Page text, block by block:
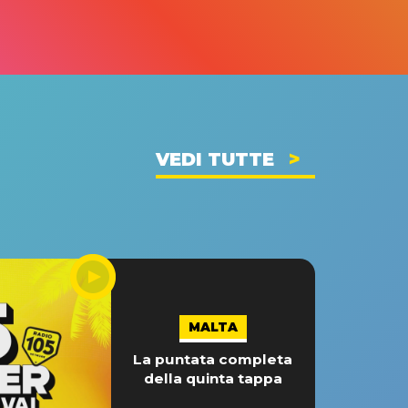
VEDI TUTTE
MALTA
La puntata completa
della quinta tappa